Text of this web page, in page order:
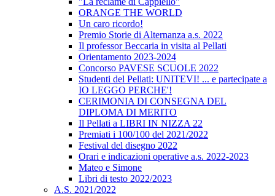
ORANGE THE WORLD
Un caro ricordo!
Premio Storie di Alternanza a.s. 2022
Il professor Beccaria in visita al Pellati
Orientamento 2023-2024
Concorso PAVESE SCUOLE 2022
Studenti del Pellati: UNITEVI! ... e partecipate a
IO LEGGO PERCHE'!
CERIMONIA DI CONSEGNA DEL
DIPLOMA DI MERITO
Il Pellati a LIBRI IN NIZZA 22
Premiati i 100/100 del 2021/2022
Festival del disegno 2022
Orari e indicazioni operative a.s. 2022-2023
Mateo e Simone
Libri di testo 2022/2023
A.S. 2021/2022